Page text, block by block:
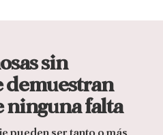
sin
demuestran
ninguna falta